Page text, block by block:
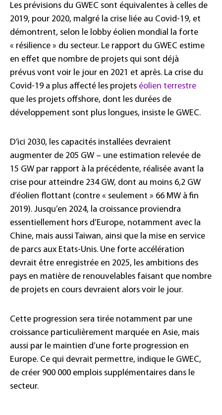
Les prévisions du GWEC sont équivalentes à celles de
2019, pour 2020, malgré la crise liée au Covid-19, et
démontrent, selon le lobby éolien mondial la forte
« résilience » du secteur. Le rapport du GWEC estime
en effet que nombre de projets qui sont déjà
prévus vont voir le jour en 2021 et après. La crise du
Covid-19 a plus affecté les projets éolien terrestre
que les projets offshore, dont les durées de
développement sont plus longues, insiste le GWEC.
D’ici 2030, les capacités installées devraient
augmenter de 205 GW – une estimation relevée de
15 GW par rapport à la précédente, réalisée avant la
crise pour atteindre 234 GW, dont au moins 6,2 GW
d’éolien flottant (contre « seulement » 66 MW à fin
2019). Jusqu’en 2024, la croissance proviendra
essentiellement hors d’Europe, notamment avec la
Chine, mais aussi Taiwan, ainsi que la mise en service
de parcs aux Etats-Unis. Une forte accélération
devrait être enregistrée en 2025, les ambitions des
pays en matière de renouvelables faisant que nombre
de projets en cours devraient alors voir le jour.
Cette progression sera tirée notamment par une
croissance particulièrement marquée en Asie, mais
aussi par le maintien d’une forte progression en
Europe. Ce qui devrait permettre, indique le GWEC,
de créer 900 000 emplois supplémentaires dans le
secteur.